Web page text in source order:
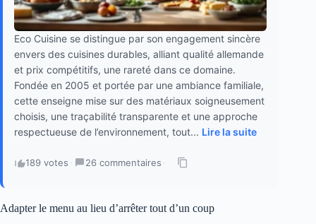
Eco Cuisine se distingue par son engagement sincère
envers des cuisines durables, alliant qualité allemande
et prix compétitifs, une rareté dans ce domaine.
Fondée en 2005 et portée par une ambiance familiale,
cette enseigne mise sur des matériaux soigneusement
choisis, une traçabilité transparente et une approche
respectueuse de l’environnement, tout... Lire la suite
189 votes · 26 commentaires ·
Adapter le menu au lieu d’arrêter tout d’un coup